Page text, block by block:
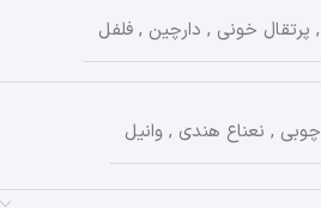
, پرتقال خونی , دارچین , فلفل
, نعناع هندی , وانیل